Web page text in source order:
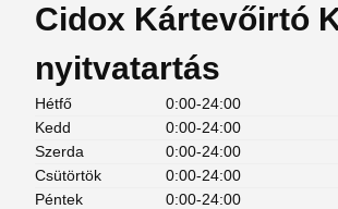
Cidox Kártevőirtó
nyitvatartás
Hétfő
0:00-24:00
Kedd
0:00-24:00
Szerda
0:00-24:00
Csütörtök
0:00-24:00
Péntek
0:00-24:00